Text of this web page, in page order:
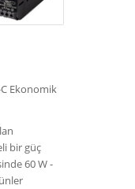
Ekonomik
bir güç
60 W -